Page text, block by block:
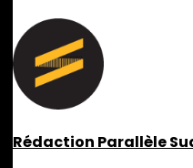
Rédaction Parallèle